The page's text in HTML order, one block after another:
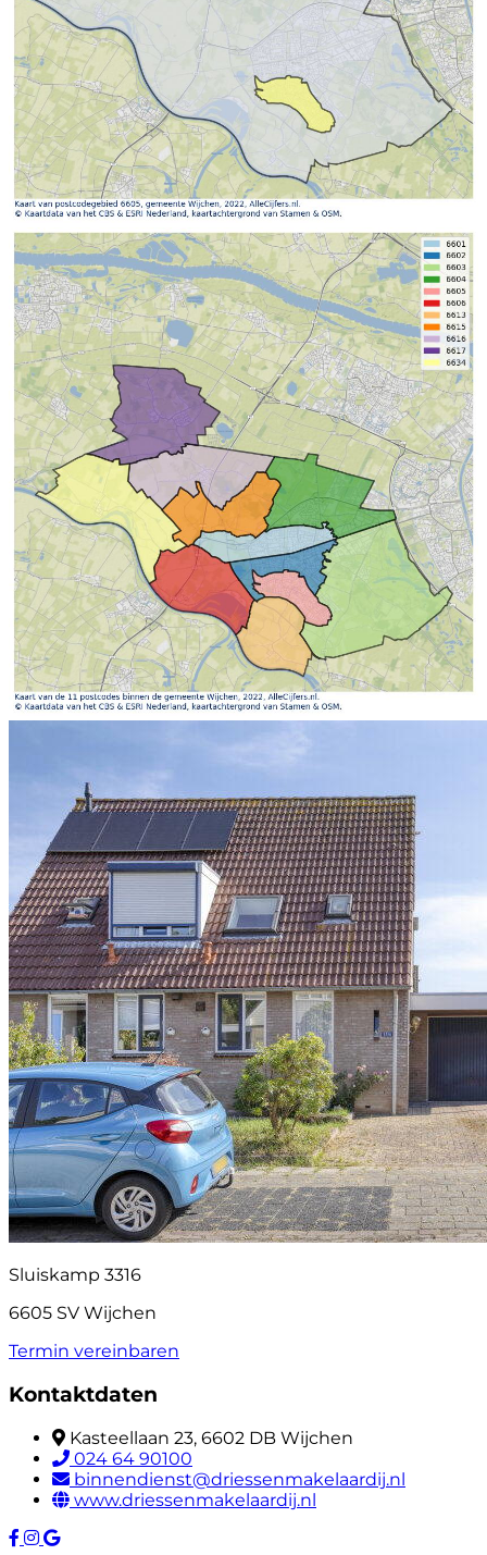
Sluiskamp 3316
6605 SV Wijchen
Termin vereinbaren
Kontaktdaten
Kasteellaan 23, 6602 DB Wijchen
024 64 90100
binnendienst@driessenmakelaardij.nl
www.driessenmakelaardij.nl